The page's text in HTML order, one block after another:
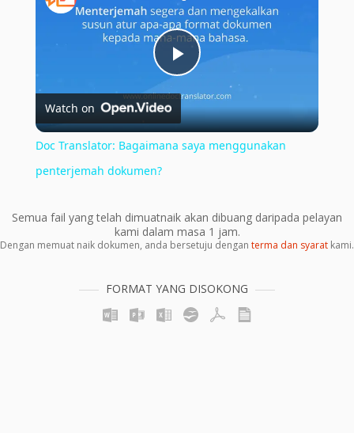
Play
Video
Watch on
Doc Translator: Bagaimana saya menggunakan
penterjemah dokumen?
Semua fail yang telah dimuatnaik akan dibuang daripada pelayan
kami dalam masa 1 jam.
Dengan memuat naik dokumen, anda bersetuju dengan terma dan syarat kami.
FORMAT YANG DISOKONG